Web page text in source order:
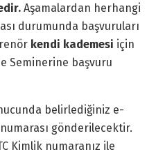
Aşamalardan herhangi
durumunda başvuruları
kendi kademesi için
Seminerine başvuru
belirlediğiniz e-
gönderilecektir.
Kimlik numaranız ile